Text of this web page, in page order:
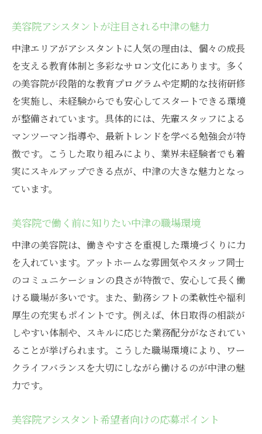
アシスタント募集が多い美容院の特徴とは
美容院のアシスタント募集が多い理由を解
説
新しい美容院で働くチャンスが広がる仕組
み
美容院のサポート体制が充実している職場
美容院アシスタントに適した環境の見分け
方
美容院で働きたい方におすすめの雰囲気と
美容院の募集傾向から見る今後の働き方
美容院アシスタントが重視すべき職場の条
美容院の福利厚生や勤務体制のチェック方
法
美容院で長く働ける環境を見極めるコツ
美容院アシスタントに嬉しい勤務時間の工
夫
美容院選びで失敗しないためのポイント
美容院アシスタントが注目される中津の魅力
中津エリアがアシスタントに人気の理由は、個々の成長
を支える教育体制と多彩なサロン文化にあります。多く
の美容院が段階的な教育プログラムや定期的な技術研修
を実施し、未経験からでも安心してスタートできる環境
が整備されています。具体的には、先輩スタッフによる
マンツーマン指導や、最新トレンドを学べる勉強会が特
徴です。こうした取り組みにより、業界未経験者でも着
実にスキルアップできる点が、中津の大きな魅力となっ
ています。
美容院で働く前に知りたい中津の職場環境
中津の美容院は、働きやすさを重視した環境づくりに力
を入れています。アットホームな雰囲気やスタッフ同士
のコミュニケーションの良さが特徴で、安心して長く働
ける職場が多いです。また、勤務シフトの柔軟性や福利
厚生の充実もポイントです。例えば、休日取得の相談が
しやすい体制や、スキルに応じた業務配分がなされてい
ることが挙げられます。こうした職場環境により、ワー
クライフバランスを大切にしながら働けるのが中津の魅
力です。
美容院アシスタント希望者向けの応募ポイント